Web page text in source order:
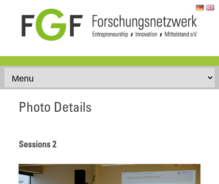
Skip to content
Photo Details
Sessions 2